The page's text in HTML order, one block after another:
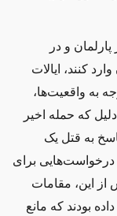
و در
کنند، ایالات
به واقعیت‌ها،
که حمله اخیر
به قتل یک
درخواست‌هایی برای
این، مقامات
بودند كه مانع